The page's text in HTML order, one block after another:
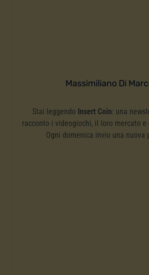
Massimiliano Di
Stai leggendo Insert Coin: una
racconto i videogiochi, il loro mercato
Ogni domenica invio una nuova